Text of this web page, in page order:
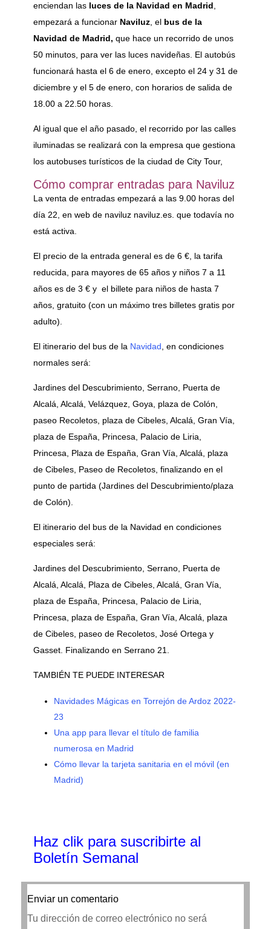
enciendan lasluces de la Navidad en Madrid
empezará a funcionar Naviluz, elbus de la
Navidad de Madrid, que hace un recorrido de unos
50 minutos, para ver las luces navideñas. El autobús
funcionará hasta el 6 de enero, excepto el 24 y 31 de
diciembre y el 5 de enero, con horarios de salida de
18.00 a 22.50 horas.
Al igual que el año pasado, el recorrido por las calles
iluminadas se realizará con la empresa que gestiona
los autobuses turísticos de la ciudad de City Tour,
Cómo comprar entradas para Naviluz
La venta de entradas empezará a las 9.00 horas del
día 22, en web de naviluz naviluz.es. que todavía no
está activa.
El precio de la entrada general es de 6 €, la tarifa
reducida, para mayores de 65 años y niños 7 a 11
años es de 3 € y el billete para niños de hasta 7
años, gratuito (con un máximo tres billetes gratis por
adulto).
El itinerario del bus de la Navidad , en condiciones
normales será:
Jardines del Descubrimiento, Serrano, Puerta de
Alcalá, Alcalá, Velázquez, Goya, plaza de Colón,
paseo Recoletos, plaza de Cibeles, Alcalá, Gran Vía,
plaza de España, Princesa, Palacio de Liria,
Princesa, Plaza de España, Gran Vía, Alcalá, plaza
de Cibeles, Paseo de Recoletos, finalizando en el
punto de partida (Jardines del Descubrimiento/plaza
de Colón).
El itinerario del bus de la Navidad en condiciones
especiales será:
Jardines del Descubrimiento, Serrano, Puerta de
Alcalá, Alcalá, Plaza de Cibeles, Alcalá, Gran Vía,
plaza de España, Princesa, Palacio de Liria,
Princesa, plaza de España, Gran Vía, Alcalá, plaza
de Cibeles, paseo de Recoletos, José Ortega y
Gasset. Finalizando en Serrano 21.
TAMBIÉN TE PUEDE INTERESAR
Navidades Mágicas en Torrejón de Ardoz 2022-
23
Una app para llevar el título de familia
numerosa en Madrid
Cómo llevar la tarjeta sanitaria en el móvil (en
Madrid)
Haz clik para suscribirte al
Boletín Semanal
Enviar un comentario
Tu dirección de correo electrónico no será